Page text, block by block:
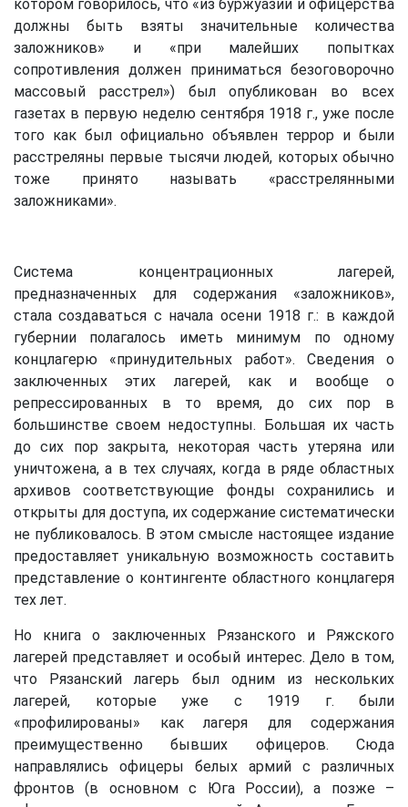
котором говорилось, что «из буржуазии и офицерства
должны быть взяты значительные количества
заложников» и «при малейших попытках
сопротивления должен приниматься безоговорочно
массовый расстрел») был опубликован во всех
газетах в первую неделю сентября 1918 г., уже после
того как был официально объявлен террор и были
расстреляны первые тысячи людей, которых обычно
тоже принято называть «расстрелянными
заложниками».
Система концентрационных лагерей,
предназначенных для содержания «заложников»,
стала создаваться с начала осени 1918 г.: в каждой
губернии полагалось иметь минимум по одному
концлагерю «принудительных работ». Сведения о
заключенных этих лагерей, как и вообще о
репрессированных в то время, до сих пор в
большинстве своем недоступны. Большая их часть
до сих пор закрыта, некоторая часть утеряна или
уничтожена, а в тех случаях, когда в ряде областных
архивов соответствующие фонды сохранились и
открыты для доступа, их содержание систематически
не публиковалось. В этом смысле настоящее издание
предоставляет уникальную возможность составить
представление о контингенте областного концлагеря
тех лет.
Но книга о заключенных Рязанского и Ряжского
лагерей представляет и особый интерес. Дело в том,
что Рязанский лагерь был одним из нескольких
лагерей, которые уже с 1919 г. были
«профилированы» как лагеря для содержания
преимущественно бывших офицеров. Сюда
направлялись офицеры белых армий с различных
фронтов (в основном с Юга России), а позже –